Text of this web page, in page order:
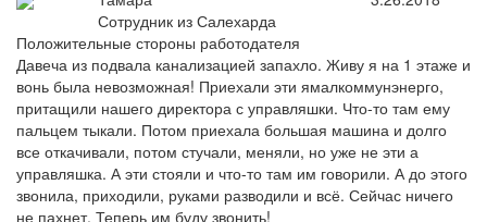
Сотрудник из Салехарда
Положительные стороны работодателя
Давеча из подвала канализацией запахло. Живу я на 1 этаже и
вонь была невозможная! Приехали эти ямалкоммунэнерго,
притащили нашего директора с управляшки. Что-то там ему
пальцем тыкали. Потом приехала большая машина и долго
все откачивали, потом стучали, меняли, но уже не эти а
управляшка. А эти стояли и что-то там им говорили. А до этого
звонила, приходили, руками разводили и всё. Сейчас ничего
не пахнет. Теперь им буду звонить!